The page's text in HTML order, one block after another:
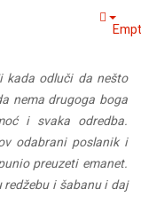
kada odluči da nešto
nema drugoga boga
i svaka odredba.
odabrani poslanik i
preuzeti emanet.
i šabanu i daj